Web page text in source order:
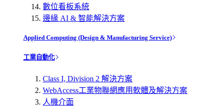
數位看板系統
邊緣 AI & 智能解決方案
Applied Computing (Design & Manufacturing Service)
工業自動化
Class I, Division 2 解決方案
WebAccess工業物聯網應用軟體及解決方案
人機介面